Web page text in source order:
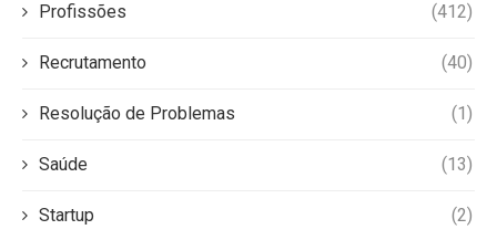
Profissões (412)
Recrutamento (40)
Resolução de Problemas (1)
Saúde (13)
Startup (2)